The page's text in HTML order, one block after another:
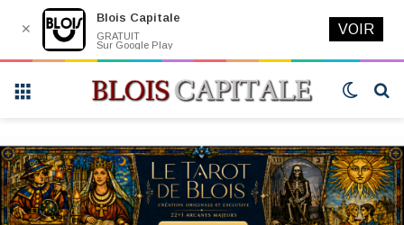
Switch
✕
Blois Capitale
GRATUIT
Sur Google Play
VOIR